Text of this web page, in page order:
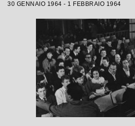
30 GENNAIO 1964 - 1 FEBBRAIO 1964